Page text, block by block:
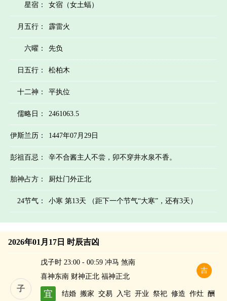
星宿： 女宿（女土蝠）
月五行： 霹雷火
六曜： 先负
日五行： 松柏木
十二神： 平执位
儒略日： 2461063.5
伊斯兰历： 1447年07月29日
彭祖百忌： 辛不合酱主人不尝，卯不穿井水泉不香。
胎神占方： 厨灶门外正北
24节气： 小寒 第13天 （距下一个节气“大寒”，还有3天）
2026年01月17日 时辰吉凶
子
吉
戊子时 23:00 - 00:59 冲马 煞南
喜神东南 财神正北 福神正北
宜 结婚 搬家 交易 入宅 开业 祭祀 修造 作灶 酬